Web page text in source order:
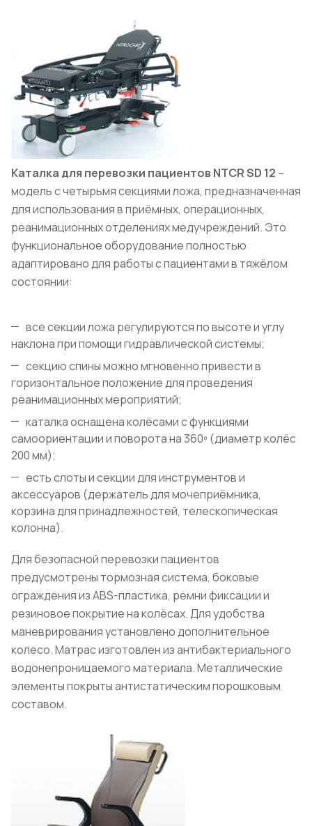
Каталка для перевозки пациентов NTCR SD 12 –
модель с четырьмя секциями ложа, предназначенная
для использования в приёмных, операционных,
реанимационных отделениях медучреждений. Это
функциональное оборудование полностью
адаптировано для работы с пациентами в тяжёлом
состоянии:
все секции ложа регулируются по высоте и углу
наклона при помощи гидравлической системы;
секцию спины можно мгновенно привести в
горизонтальное положение для проведения
реанимационных мероприятий;
каталка оснащена колёсами с функциями
самоориентации и поворота на 360º (диаметр колёс
200 мм);
есть слоты и секции для инструментов и
аксессуаров (держатель для мочеприёмника,
корзина для принадлежностей, телескопическая
колонна).
Для безопасной перевозки пациентов
предусмотрены тормозная система, боковые
ограждения из ABS-пластика, ремни фиксации и
резиновое покрытие на колёсах. Для удобства
маневрирования установлено дополнительное
колесо. Матрас изготовлен из антибактериального
водонепроницаемого материала. Металлические
элементы покрыты антистатическим порошковым
составом.